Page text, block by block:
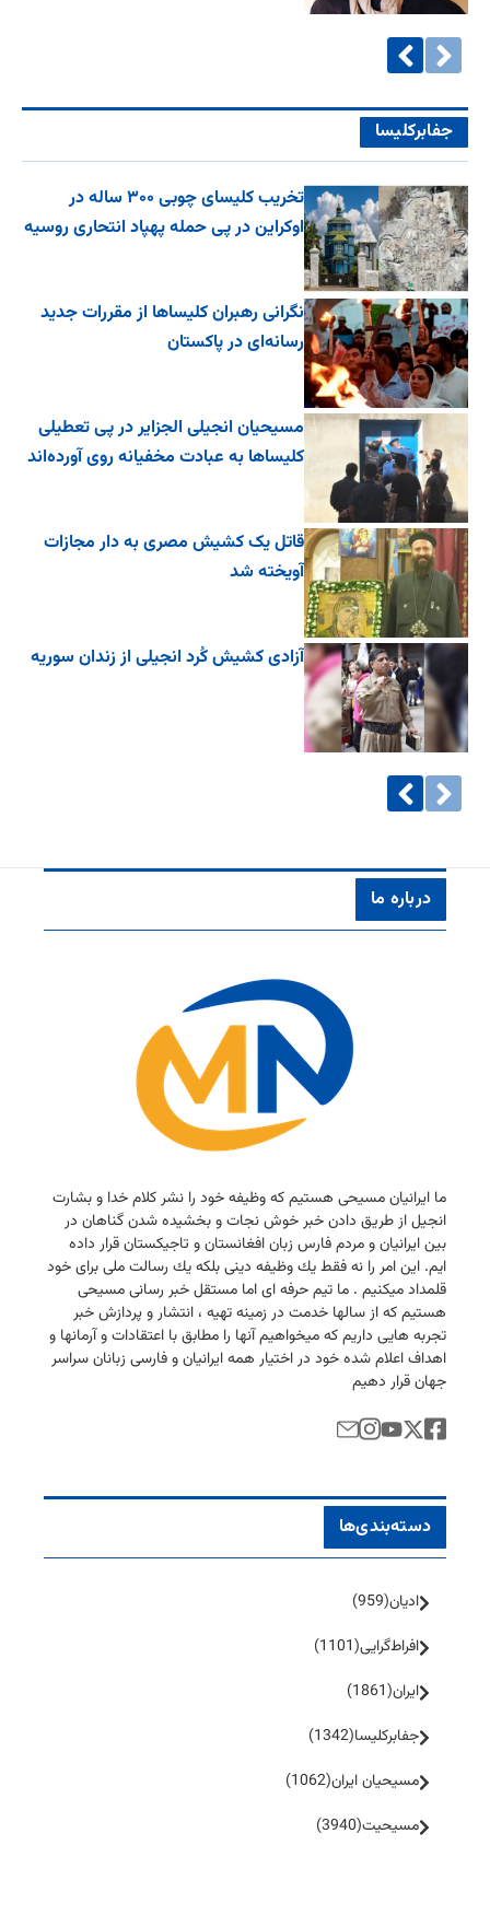
جفا‌بر‌کلیسا
تخریب کلیسای چوبی ۳۰۰ ساله در
اوکراین در پی حمله پهپاد انتحاری روسیه
نگرانی رهبران کلیساها از مقررات جدید
رسانه‌ای در پاکستان
مسیحیان انجیلی الجزایر در پی تعطیلی
کلیساها به عبادت مخفیانه روی آورده‌اند
قاتل یک کشیش مصری به دار مجازات
آویخته شد
آزادی کشیش کُرد انجیلی از زندان سوریه
درباره ما
ما ایرانیان مسیحی هستیم كه وظیفه خود را نشر كلام خدا و بشارت
انجیل از طریق دادن خبر خوش نجات و بخشیده شدن گناهان در
بین ایرانیان و مردم فارس زبان افغانستان و تاجیكستان قرار داده
ایم. این امر را نه فقط یك وظیفه دینی بلكه یك رسالت ملی برای خود
قلمداد میكنیم . ما تیم حرفه ای اما مستقل خبر رسانی مسیحی
هستیم كه از سالها خدمت در زمینه تهیه ، انتشار و پردازش خبر
تجربه هایی داریم كه میخواهیم آنها را مطابق با اعتقادات و آرمانها و
اهداف اعلام شده خود در اختیار همه ایرانیان و فارسی زبانان سراسر
جهان قرار دهیم
دسته‌بندی‌ها
ادیان(959)
افراط‌گرایی(1101)
ایران(1861)
جفا‌بر‌کلیسا(1342)
مسیحیان ایران(1062)
مسیحیت(3940)